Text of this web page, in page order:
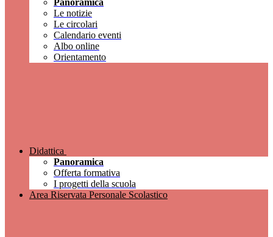
Panoramica
Le notizie
Le circolari
Calendario eventi
Albo online
Orientamento
Didattica
Panoramica
Offerta formativa
I progetti della scuola
Area Riservata Personale Scolastico